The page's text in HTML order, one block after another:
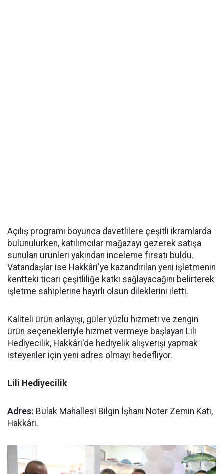
Açılış programı boyunca davetlilere çeşitli ikramlarda
bulunulurken, katılımcılar mağazayı gezerek satışa
sunulan ürünleri yakından inceleme fırsatı buldu.
Vatandaşlar ise Hakkâri'ye kazandırılan yeni işletmenin
kentteki ticari çeşitliliğe katkı sağlayacağını belirterek
işletme sahiplerine hayırlı olsun dileklerini iletti.
Kaliteli ürün anlayışı, güler yüzlü hizmeti ve zengin
ürün seçenekleriyle hizmet vermeye başlayan Lili
Hediyecilik, Hakkâri'de hediyelik alışverişi yapmak
isteyenler için yeni adres olmayı hedefliyor.
Lili Hediyecilik
Adres: Bulak Mahallesi Bilgin İşhanı Noter Zemin Katı,
Hakkâri.